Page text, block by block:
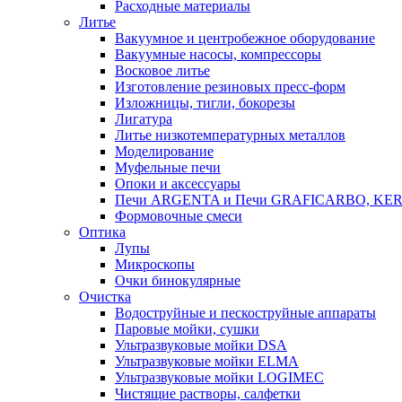
Расходные материалы
Литье
Вакуумное и центробежное оборудование
Вакуумные насосы, компрессоры
Восковое литье
Изготовление резиновых пресс-форм
Изложницы, тигли, бокорезы
Лигатура
Литье низкотемпературных металлов
Моделирование
Муфельные печи
Опоки и аксессуары
Печи ARGENTA и Печи GRAFICARBO,
Формовочные смеси
Оптика
Лупы
Микроскопы
Очки бинокулярные
Очистка
Водоструйные и пескоструйные аппараты
Паровые мойки, сушки
Ультразвуковые мойки DSA
Ультразвуковые мойки ELMA
Ультразвуковые мойки LOGIMEC
Чистящие растворы, салфетки